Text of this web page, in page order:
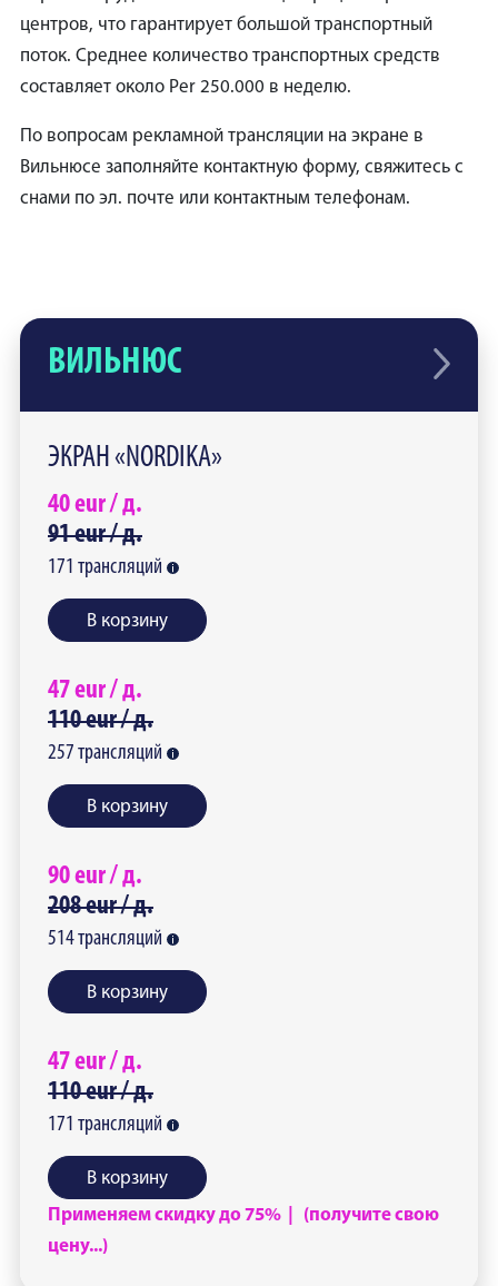
ВИЛЬНЮС
ЭКРАН «NORDIKA»
40eur /д.
91eur /д.
171 трансляций
В корзину
47eur /д.
110eur /д.
257 трансляций
В корзину
90eur /д.
208eur /д.
514трансляций
В корзину
47eur /д.
110eur /д.
171 трансляций
В корзину
Применяем скидку до 75% | (получите свою
цену...)
центров, что гарантирует большой транспортный
поток. Среднее количество транспортных средств
составляет около Per 250.000 в неделю.
По вопросам рекламной трансляции на экране в
Вильнюсе заполняйте контактную форму, свяжитесь с
снами по эл. почте или контактным телефонам.